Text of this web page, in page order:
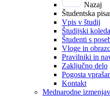
Nazaj
Študentska
Vpis v študij
Študijski
Študenti s
Vloge in
Pravilniki in
Zaključno delo
Pogosta
Kontakt
Mednarodne